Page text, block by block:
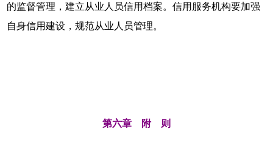
的监督管理，建立从业人员信用档案。信用服务机构要加强
自身信用建设，规范从业人员管理。
第六章 附 则